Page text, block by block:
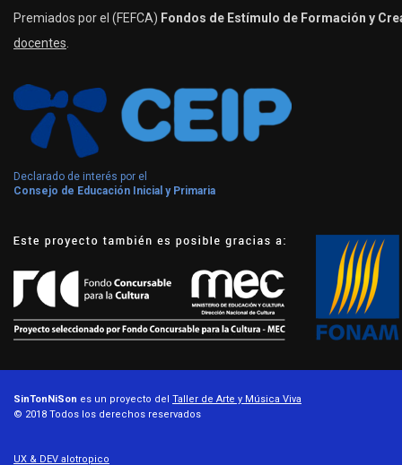
Premiados por el (FEFCA) Fondos de Estímulo de Formación y
docentes
Declarado de interés por el
Consejo de Educación Inicial y Primaria
SinTonNiSon es un proyecto del Taller de Arte y Música Viva
© 2018 Todos los derechos reservados
UX & DEV alotropico